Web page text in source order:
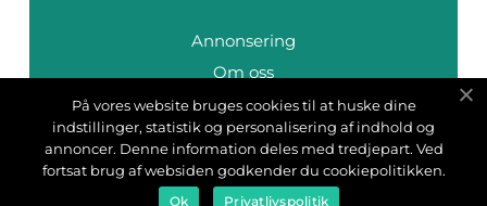
Annonsering
Om oss
Cookies
Kontakta oss
Sitemap
På vores website bruges cookies til at huske dine
indstillinger, statistik og personalisering af indhold og
annoncer. Denne information deles med tredjepart. Ved
fortsat brug af websiden godkender du cookiepolitikken.
Ok Privatlivspolitik